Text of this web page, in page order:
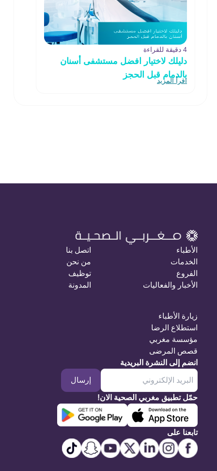
4 دقيقة للقراءة
دليلك لاختيار افضل مستشفى أسنان
بالدمام قبل الحجز
اقرأ المزيد
الأطباء
الخدمات
الفروع
الأخبار والفعاليات
اتصل بنا
من نحن
توظيف
المدونة
زيارة الأطباء
استطلاع الرضا
مؤسسة مغربي
قصص المرضى
انضم إلى النشرة البريدية
إرسال
حمّل تطبيق مغربي الصحية الان!
تابعنا على